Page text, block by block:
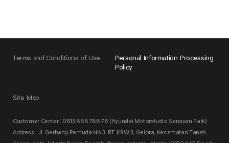
Terms and Conditions of Use
Personal Information Processing
Policy
Site Map
Customer Center : 0813 888 788 78 (Hyundai Motorstudio Senayan Park)
Address : Jl. Gerbang Pemuda No.3, RT.1/RW.3, Gelora, Kecamatan Tanah